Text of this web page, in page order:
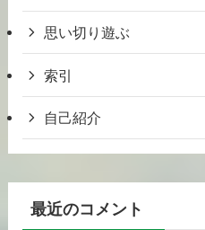
思い切り遊ぶ
索引
自己紹介
最近のコメント